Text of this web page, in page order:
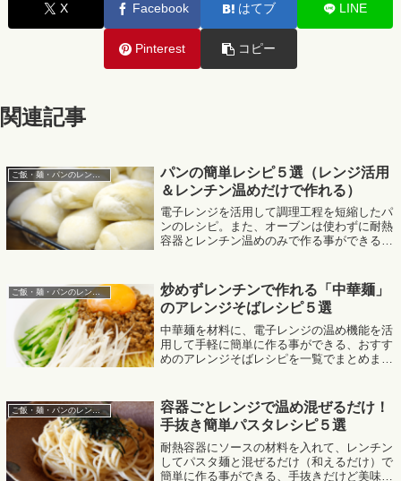
X Facebook はてブ LINE
Pinterest コピー
関連記事
ご飯・麺・パンのレンジレシピ
パンの簡単レシピ５選（レンジ活用
＆レンチン温めだけで作れる）
電子レンジを活用して調理工程を短縮したパ
ンのレシピ。また、オーブンは使わずに耐熱
容器とレンチン温めのみで作る事ができる、
siz...
ご飯・麺・パンのレンジレシピ
炒めずレンチンで作れる「中華麺」
のアレンジそばレシピ５選
中華麺を材料に、電子レンジの温め機能を活
用して手軽に簡単に作る事ができる、おすす
めのアレンジそばレシピを一覧でまとめまし
ご飯・麺・パンのレンジレシピ
容器ごとレンジで温め混ぜるだけ！
手抜き簡単パスタレシピ５選
耐熱容器にソースの材料を入れて、レンチン
してパスタ麺と混ぜるだけ（和えるだけ）で
簡単に作る事ができる、手抜きだけど美味し